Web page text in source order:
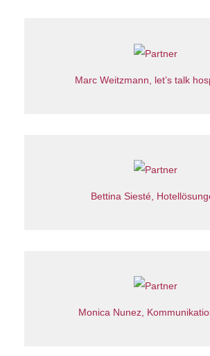
Marc Weitzmann, let’s talk
Bettina Siesté,
Monica Nunez,